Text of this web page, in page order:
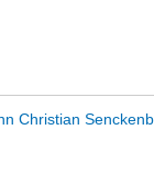
Christian